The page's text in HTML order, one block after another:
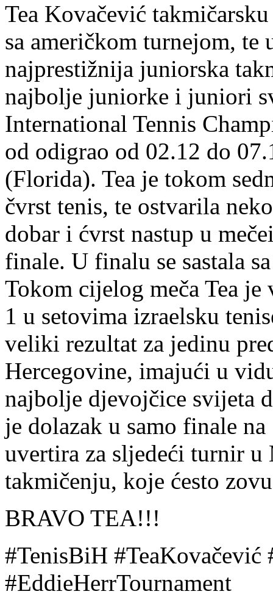
Tea Kovačević
sa američkom turnejom, te
najprestižnija juniorska
najbolje juniorke i juniori
International Tennis
od odigrao od 02.12 do
(Florida). Tea je tokom
čvrst tenis, te ostvarila
dobar i ćvrst nastup u
finale. U finalu se sastala
Tokom cijelog meča Tea
1 u setovima izraelsku
veliki rezultat za jedinu
Hercegovine, imajući u
najbolje djevojčice svijeta
je dolazak u samo finale
uvertira za sljedeći turnir
takmičenju, koje ćesto
BRAVO TEA!!!
#TenisBiH #TeaKovačević
#EddieHerrTournament